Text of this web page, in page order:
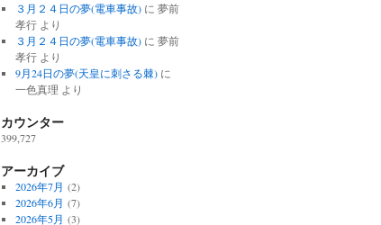
３月２４日の夢(電車事故)に 夢前
孝行より
３月２４日の夢(電車事故)に 夢前
孝行より
9月24日の夢(天皇に刺さる棘)に
一色真理 より
カウンター
399,727
アーカイブ
2026年7月 (2)
2026年6月 (7)
2026年5月 (3)